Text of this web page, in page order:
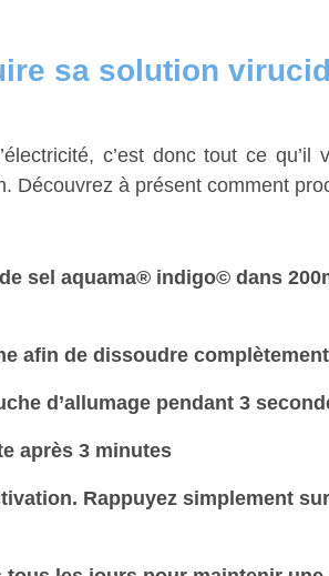
sa solution
c’est donc tout ce
Découvrez à présent comment
sel aquama® indigo© dans
afin de dissoudre complètement
d’allumage pendant 3
après 3 minutes
Rappuyez simplement